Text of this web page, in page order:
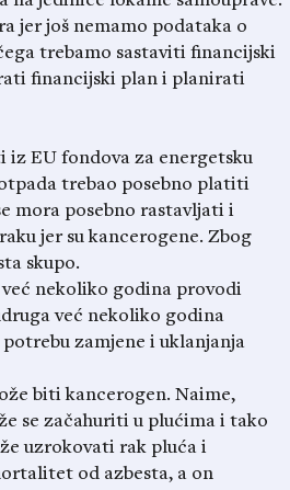
jer još nemamo podataka o
trebamo sastaviti financijski
financijski plan i planirati
iz EU fondova za energetsku
trebao posebno platiti
mora posebno rastavljati i
jer su kancerogene. Zbog
skupo.
nekoliko godina provodi
već nekoliko godina
zamjene i uklanjanja
biti kancerogen. Naime,
se začahuriti u plućima i tako
uzrokovati rak pluća i
od azbesta, a on